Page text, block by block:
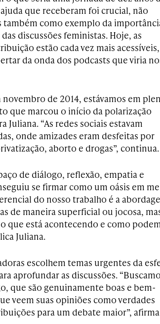
que receberam foi crucial, não
também como exemplo da
discussões feministas. Hoje, as
estão cada vez mais
da onda dos podcasts que viria
de 2014, estávamos em
que marcou o início da polarização
Juliana. “As redes sociais estavam
onde amizades eram desfeitas por
aborto e drogas”, continua.
de diálogo, reflexão, empatia e
se firmar como um oásis em
do nosso trabalho é a
de maneira superficial ou jocosa,
que está acontecendo e como
Juliana.
escolhem temas urgentes da
aprofundar as discussões.
que são genuinamente boas e bem-
veem suas opiniões como verdades
para um debate maior”, afirma